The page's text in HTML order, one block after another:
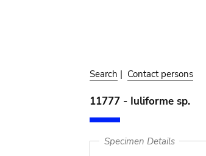
Search | Contact persons
11777 - Iuliforme sp.
Specimen Details